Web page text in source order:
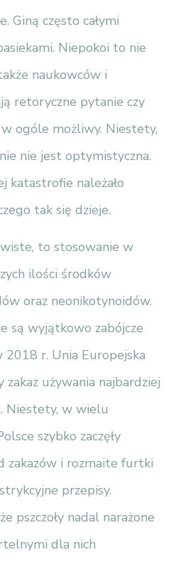
Giną często całymi
Niepokoi to nie
naukowców i
retoryczne pytanie czy
ogóle możliwy. Niestety,
nie jest optymistyczna.
katastrofie należało
tak się dzieje.
to stosowanie w
ilości środków
oraz neonikotynoidów.
są wyjątkowo zabójcze
2018 r. Unia Europejska
zakaz używania najbardziej
Niestety, w wielu
szybko zaczęły
zakazów i rozmaite furtki
przepisy.
pszczoły nadal narażone
dla nich